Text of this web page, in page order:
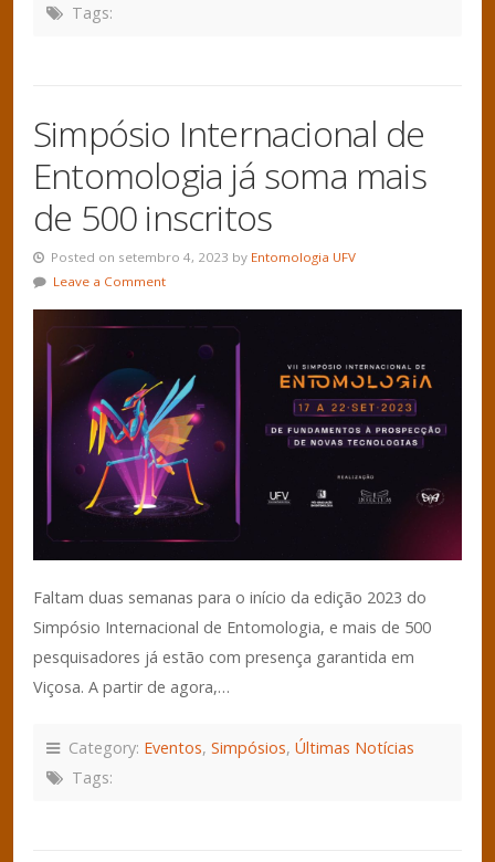
Tags:
Simpósio Internacional de
Entomologia já soma mais
de 500 inscritos
Posted on setembro 4, 2023 by Entomologia UFV
Leave a Comment
Faltam duas semanas para o início da edição 2023 do
Simpósio Internacional de Entomologia, e mais de 500
pesquisadores já estão com presença garantida em
Viçosa. A partir de agora,…
Category: Eventos, Simpósios, Últimas Notícias
Tags: